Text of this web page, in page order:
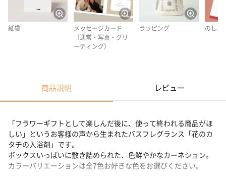
紙袋
メッセージカード
（通常・写真・グリ
ーティング）
ラッピング のしカ
商品説明 レビュー
「フラワーギフトとして楽しんだ後に、使って終われる商品がほ
しい」というお客様の声から生まれたバスフレグランス「花のカ
タチの入浴剤」です。
ボックスいっぱいに敷き詰められた、色鮮やかなカーネション。
カラーバリエーションは全7色お好きな色をお選びください。